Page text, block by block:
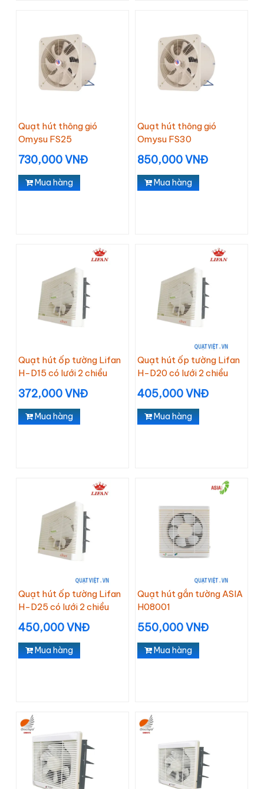
Quạt hút thông gió
Omysu FS25
730,000 VNĐ
Mua hàng
Quạt hút thông gió
Omysu FS30
850,000 VNĐ
Mua hàng
Quạt hút ốp tường Lifan
H-D15 có lưới 2 chiều
372,000 VNĐ
Mua hàng
Quạt hút ốp tường Lifan
H-D20 có lưới 2 chiều
405,000 VNĐ
Mua hàng
Quạt hút ốp tường Lifan
H-D25 có lưới 2 chiều
450,000 VNĐ
Mua hàng
Quạt hút gắn tường ASIA
H08001
550,000 VNĐ
Mua hàng